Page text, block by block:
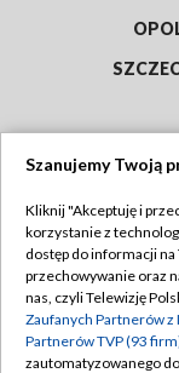
Abonament
Emisja w TVP
Centrum
Szanujemy Twoją
Kliknij "Akceptuję i
korzystanie z
dostęp do informacji
przechowywanie oraz
nas, czyli Telewizję
Zaufanych Partnerów z
Partnerów TVP (93
zautomatyzowanego